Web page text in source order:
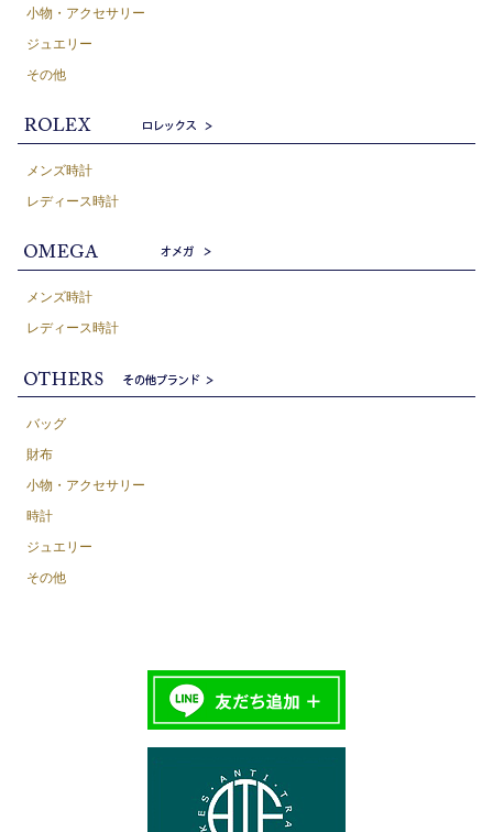
小物・アクセサリー
ジュエリー
その他
メンズ時計
レディース時計
メンズ時計
レディース時計
バッグ
財布
小物・アクセサリー
時計
ジュエリー
その他